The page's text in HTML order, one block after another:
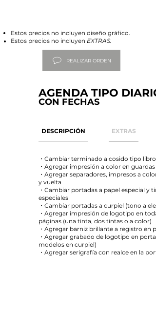
Estos precios no incluyen diseño gráfico.
Estos precios no incluyen EXTRAS.
REALIZAR ORDEN
AGENDA TIPO DIARIO
CON FECHAS
DESCRIPCIÓN EXTRAS
・Cambiar terminado a cosido tipo libro
・Agregar impresión a color en guardas
・Agregar separadores, impresos a
y vuelta
・Cambiar portadas a papel especial y
especiales
・Cambiar portadas a curpiel (tono a
・Agregar impresión de logotipo en
páginas (una tinta, dos tintas o a color)
・Agregar barniz brillante a registro en
・Agregar grabado de logotipo en
modelos en curpiel)
・Agregar serigrafía con realce en la